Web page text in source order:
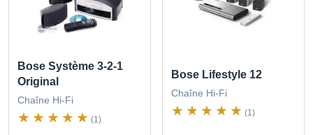
Bose Système 3-2-1
Original
Chaîne Hi-Fi
(1)
Bose Lifestyle 12
Chaîne Hi-Fi
(1)